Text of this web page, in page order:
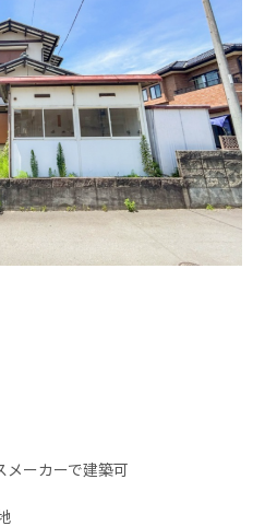
ーカーで建築可